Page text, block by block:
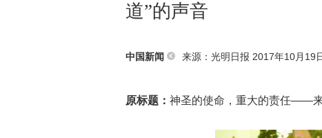
道”的声音
中国新闻 来源： 光明日报 2017年10月19
原标题： 神圣的使命，重大的责任——来